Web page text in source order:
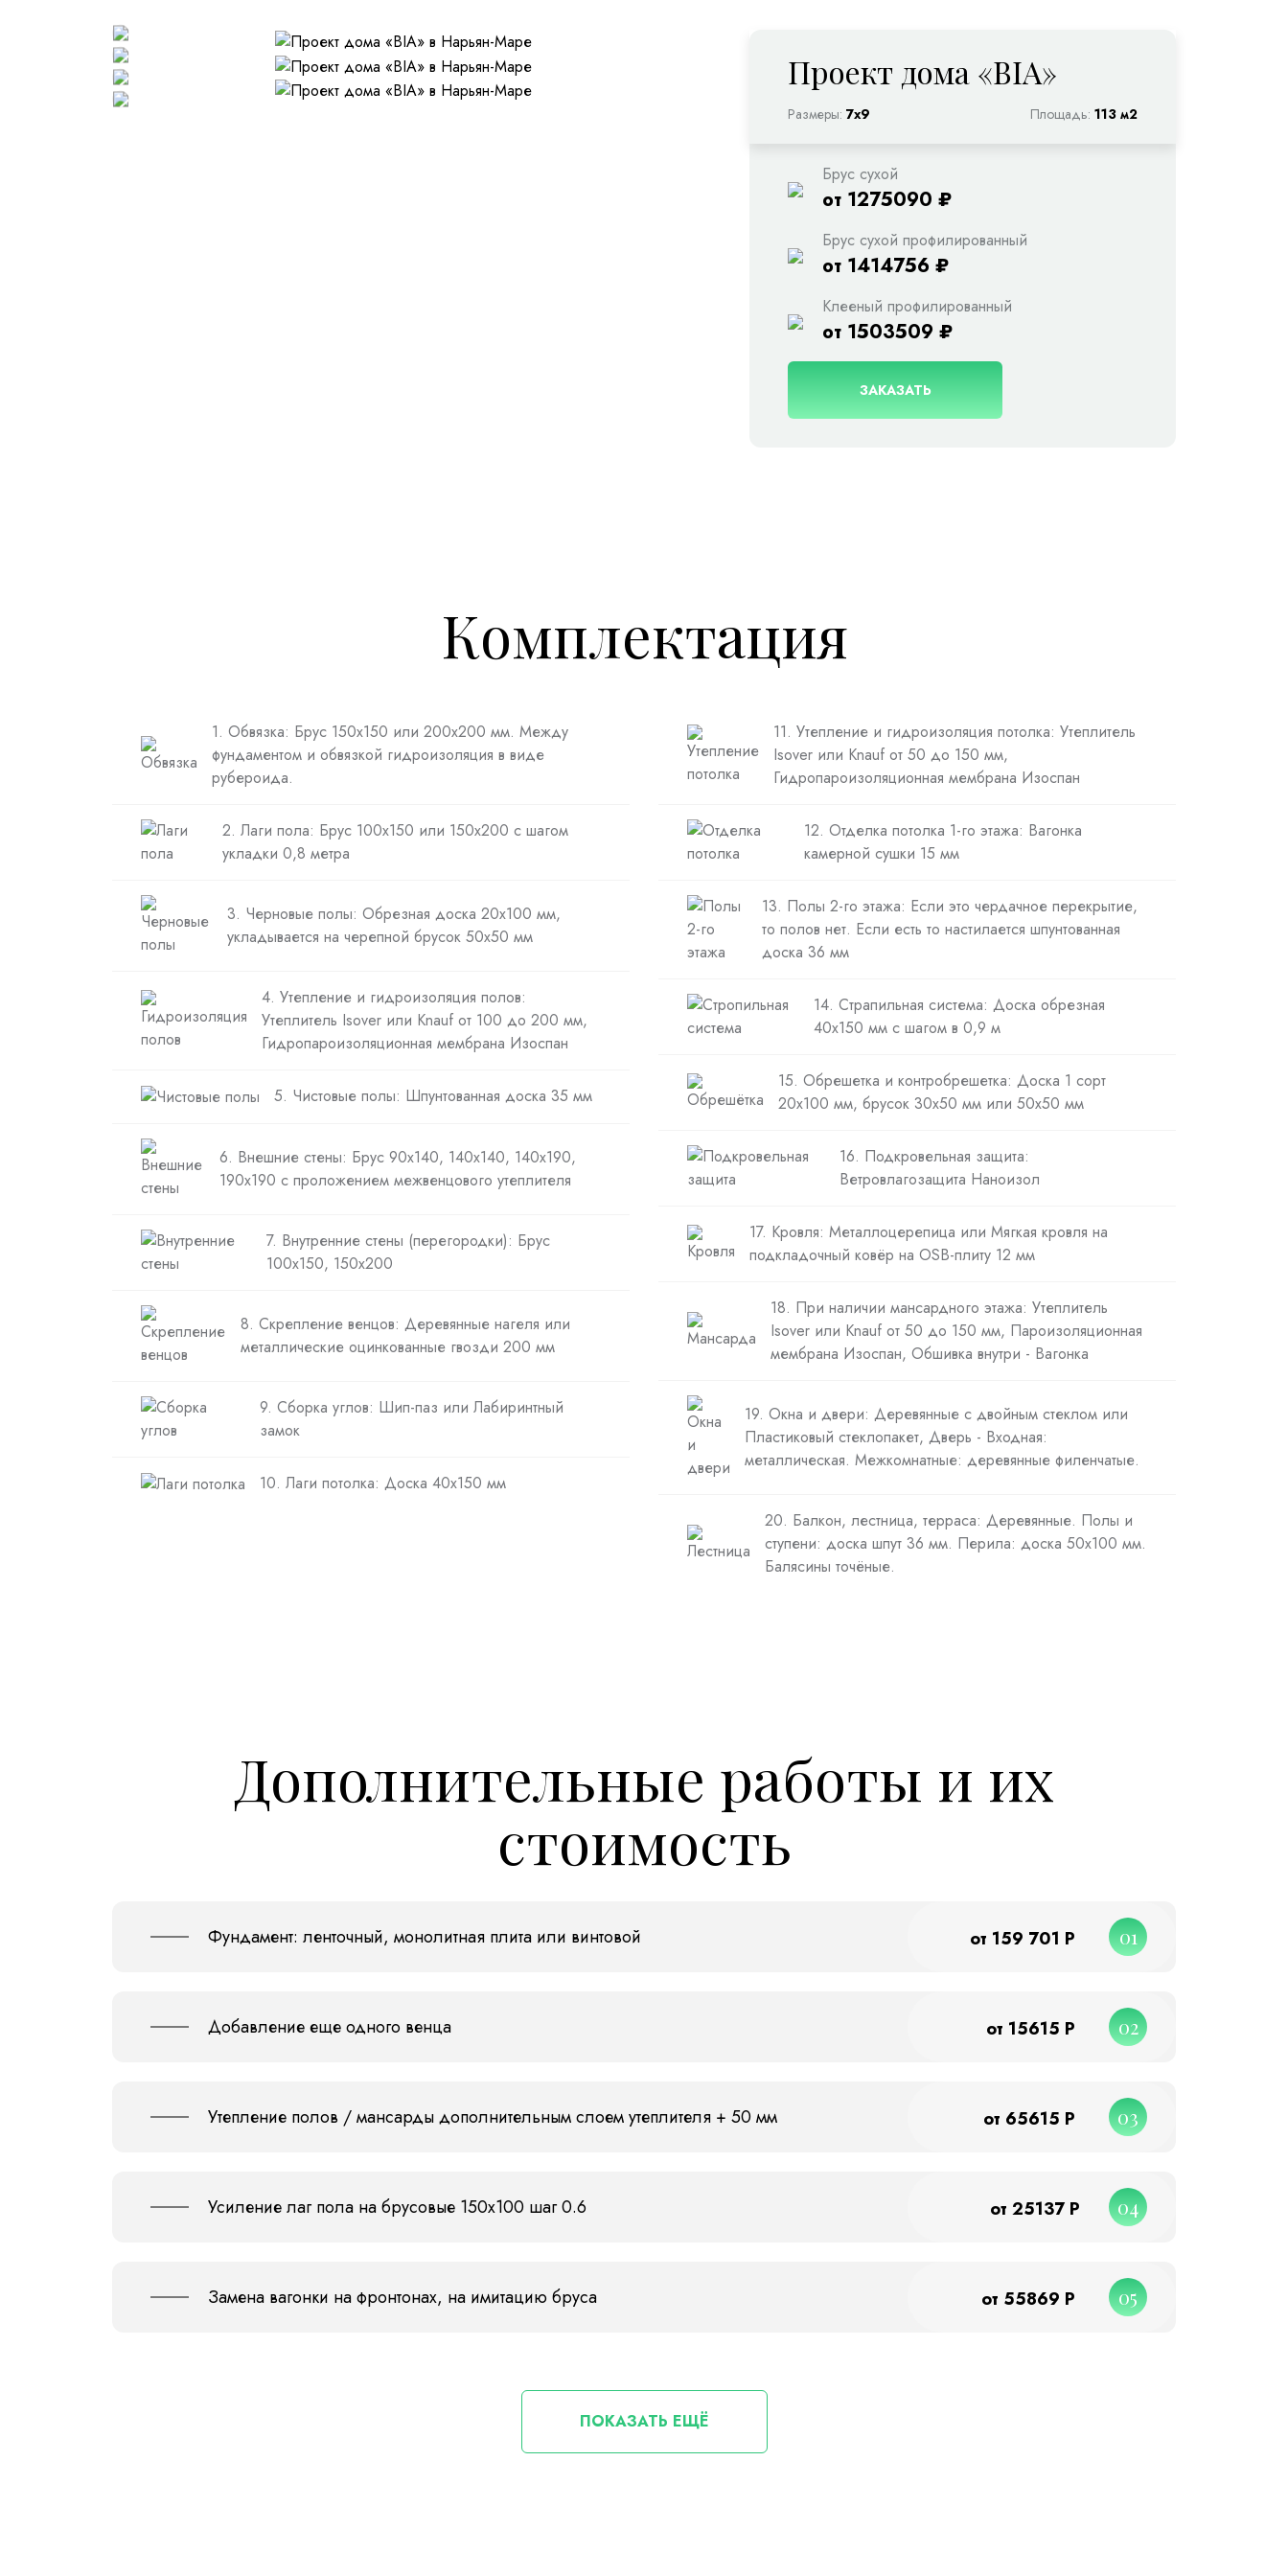
Проект дома «BIA»
Размеры: 7х9 Площадь: 113 м2
Брус сухой
от 1275090 ₽
Брус сухой профилированный
от 1414756 ₽
Клееный профилированный
от 1503509 ₽
ЗАКАЗАТЬ
Комплектация
1. Обвязка: Брус 150х150 или 200х200 мм. Между
фундаментом и обвязкой гидроизоляция в виде
рубероида.
2. Лаги пола: Брус 100х150 или 150х200 с шагом
укладки 0,8 метра
3. Черновые полы: Обрезная доска 20х100 мм,
укладывается на черепной брусок 50х50 мм
4. Утепление и гидроизоляция полов:
Утеплитель Isover или Knauf от 100 до 200 мм,
Гидропароизоляционная мембрана Изоспан
5. Чистовые полы: Шпунтованная доска 35 мм
6. Внешние стены: Брус 90х140, 140х140, 140х190,
190х190 с проложением межвенцового утеплителя
7. Внутренние стены (перегородки): Брус
100х150, 150х200
8. Скрепление венцов: Деревянные нагеля или
металлические оцинкованные гвозди 200 мм
9. Сборка углов: Шип-паз или Лабиринтный
замок
10. Лаги потолка: Доска 40х150 мм
11. Утепление и гидроизоляция потолка: Утеплитель
Isover или Knauf от 50 до 150 мм,
Гидропароизоляционная мембрана Изоспан
12. Отделка потолка 1-го этажа: Вагонка
камерной сушки 15 мм
13. Полы 2-го этажа: Если это чердачное перекрытие,
то полов нет. Если есть то настилается шпунтованная
доска 36 мм
14. Страпильная система: Доска обрезная
40х150 мм с шагом в 0,9 м
15. Обрешетка и контробрешетка: Доска 1 сорт
20х100 мм, брусок 30х50 мм или 50х50 мм
16. Подкровельная защита:
Ветровлагозащита Наноизол
17. Кровля: Металлоцерепица или Мягкая кровля на
подкладочный ковёр на OSB-плиту 12 мм
18. При наличии мансардного этажа: Утеплитель
Isover или Knauf от 50 до 150 мм, Пароизоляционная
мембрана Изоспан, Обшивка внутри - Вагонка
19. Окна и двери: Деревянные с двойным стеклом или
Пластиковый стеклопакет, Дверь - Входная:
металлическая. Межкомнатные: деревянные филенчатые.
20. Балкон, лестница, терраса: Деревянные. Полы и
ступени: доска шпут 36 мм. Перила: доска 50х100 мм.
Балясины точёные.
Дополнительные работы и их
стоимость
Фундамент: ленточный, монолитная плита или винтовой от 159 701 Р 01
Добавление еще одного венца от 15615 Р 02
Утепление полов / мансарды дополнительным слоем утеплителя + 50 мм от 65615 Р 03
Усиление лаг пола на брусовые 150х100 шаг 0.6 от 25137 Р 04
Замена вагонки на фронтонах, на имитацию бруса от 55869 Р 05
ПОКАЗАТЬ ЕЩЁ